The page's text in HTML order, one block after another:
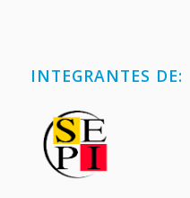
INTEGRANTES DE: